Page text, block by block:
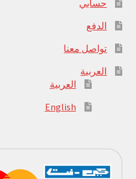
حسابي
الدفع
تواصل معنا
العربية
العربية
English